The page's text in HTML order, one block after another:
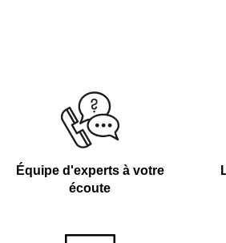
Équipe d'experts à votre
écoute